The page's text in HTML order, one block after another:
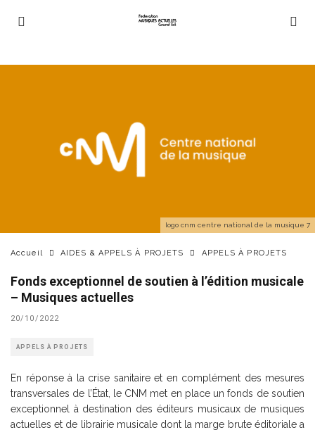
logo cnm centre national de la musique 7
Accueil AIDES & APPELS À PROJETS APPELS À PROJETS
Fonds exceptionnel de soutien à l’édition musicale
– Musiques actuelles
20/10/2022
APPELS À PROJETS
En réponse à la crise sanitaire et en complément des mesures
transversales de l’État, le CNM met en place un fonds de soutien
exceptionnel à destination des éditeurs musicaux de musiques
actuelles et de librairie musicale dont la marge brute éditoriale a